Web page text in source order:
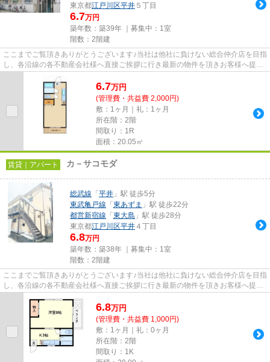
東京都江戸川区平井 ５丁目
6.7万円
築年数：築39年 ｜募集中： 1室
階数：2階建
ここまでご覧頂きありがとうございます♪当社は他社に負けない総合仲介店を目指
し、各沿線の各不動産会社様へ直接ご挨拶に行き最新の物件を頂きお客様へ提供
しております！最新の情報は...
6.7万円
(管理費・共益費 2,000円)
敷：1ヶ月｜礼：1ヶ月
所在階：2階
間取り：1R
面積：20.05㎡
賃貸｜アパート カ－サコモダ
総武線 「 平井 」駅 徒歩5分
東武亀戸線 「 東あずま 」駅 徒歩22分
都営新宿線 「 東大島 」駅 徒歩28分
東京都江戸川区平井 ４丁目
6.8万円
築年数：築38年 ｜募集中： 1室
階数：2階建
ここまでご覧頂きありがとうございます♪当社は他社に負けない総合仲介店を目指
し、各沿線の各不動産会社様へ直接ご挨拶に行き最新の物件を頂きお客様へ提供
6.8万円
(管理費・共益費 1,000円)
敷：1ヶ月｜礼：0ヶ月
所在階：2階
間取り：1K